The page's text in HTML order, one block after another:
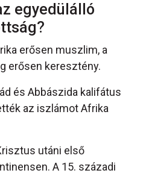
egyedülálló
erősen muszlim, a
erősen keresztény.
és Abbászida kalifátus
az iszlámot Afrika
utáni első
A 15. századi